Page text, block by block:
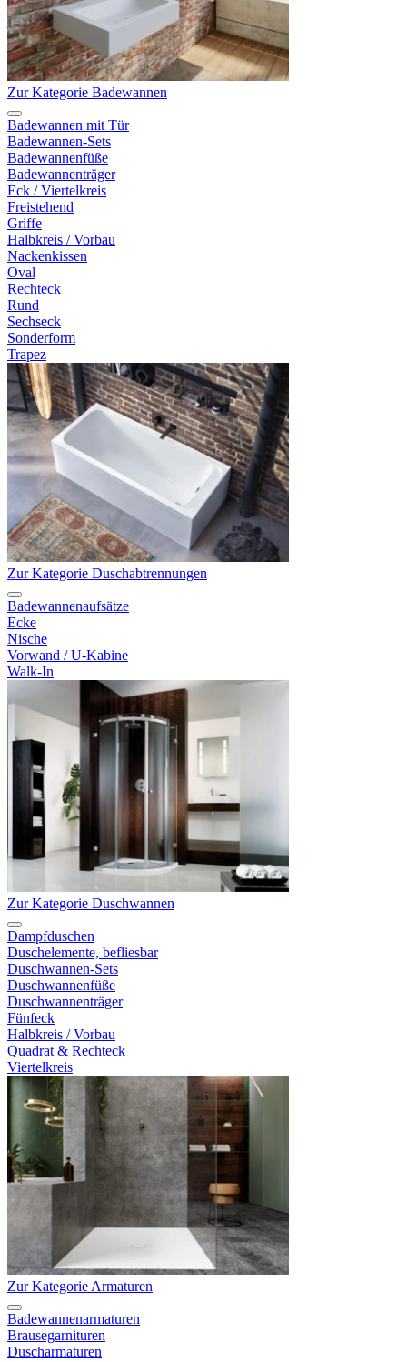
Zur Kategorie Badewannen
Badewannen mit Tür
Badewannen-Sets
Badewannenfüße
Badewannenträger
Eck / Viertelkreis
Freistehend
Griffe
Halbkreis / Vorbau
Nackenkissen
Oval
Rechteck
Rund
Sechseck
Sonderform
Trapez
Zur Kategorie Duschabtrennungen
Badewannenaufsätze
Ecke
Nische
Vorwand / U-Kabine
Walk-In
Zur Kategorie Duschwannen
Dampfduschen
Duschelemente, befliesbar
Duschwannen-Sets
Duschwannenfüße
Duschwannenträger
Fünfeck
Halbkreis / Vorbau
Quadrat & Rechteck
Viertelkreis
Zur Kategorie Armaturen
Badewannenarmaturen
Brausegarnituren
Duscharmaturen